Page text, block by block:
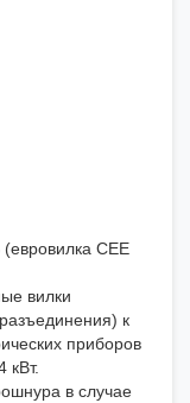
CEE
вилки
к
приборов
кВт.
в случае